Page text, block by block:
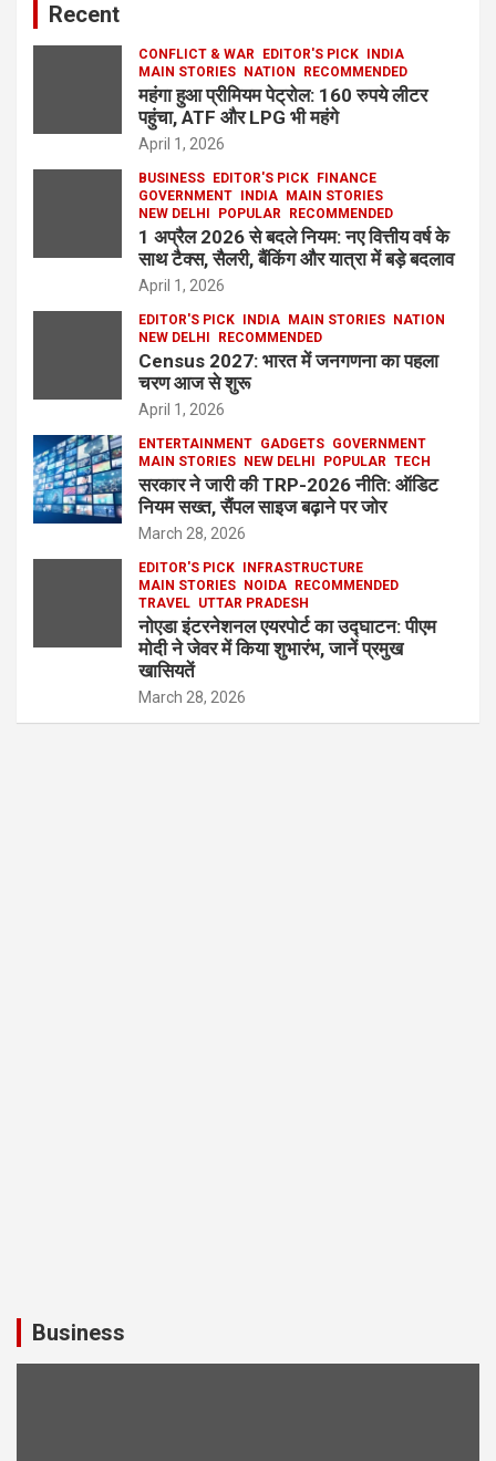
Recent
CONFLICT & WAR EDITOR'S PICK
INDIA
MAIN STORIES
NATION RECOMMENDED
महंगा हुआ प्रीमियम पेट्रोल: 160 रुपये लीटर
पहुंचा, ATF और LPG भी महंगे
April 1, 2026
BUSINESS EDITOR'S PICK
FINANCE
GOVERNMENT
INDIA
MAIN STORIES
NEW DELHI
POPULAR RECOMMENDED
1 अप्रैल 2026 से बदले नियम: नए वित्तीय वर्ष के
साथ टैक्स, सैलरी, बैंकिंग और यात्रा में बड़े बदलाव
April 1, 2026
EDITOR'S PICK INDIA MAIN STORIES
NATION
NEW DELHI
RECOMMENDED
Census 2027: भारत में जनगणना का पहला
चरण आज से शुरू
April 1, 2026
ENTERTAINMENT GADGETS GOVERNMENT
MAIN STORIES
NEW DELHI POPULAR TECH
सरकार ने जारी की TRP-2026 नीति: ऑडिट
नियम सख्त, सैंपल साइज बढ़ाने पर जोर
March 28, 2026
EDITOR'S PICK
INFRASTRUCTURE
MAIN STORIES
NOIDA
RECOMMENDED
TRAVEL UTTAR PRADESH
नोएडा इंटरनेशनल एयरपोर्ट का उद्घाटन: पीएम
मोदी ने जेवर में किया शुभारंभ, जानें प्रमुख
खासियतें
March 28, 2026
Business